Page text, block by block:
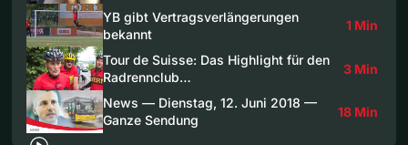
YB gibt Vertragsverlängerungen
bekannt
1 Min
Tour de Suisse: Das Highlight für den
Radrennclub…
3 Min
News — Dienstag, 12. Juni 2018 —
Ganze Sendung
18 Min